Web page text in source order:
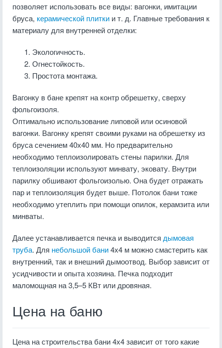
позволяет использовать все виды: вагонки, имитации
бруса, керамической плитки и т. д. Главные требования к
материалу для внутренней отделки:
Экологичность.
Огнестойкость.
Простота монтажа.
Вагонку в бане крепят на контр обрешетку, сверху
фольгоизоля.
Оптимально использование липовой или осиновой
вагонки. Вагонку крепят своими руками на обрешетку из
бруса сечением 40х40 мм. Но предварительно
необходимо теплоизолировать стены парилки. Для
теплоизоляции используют минвату, эковату. Внутри
парилку обшивают фольгоизолью. Она будет отражать
пар и теплоизоляция будет выше. Потолок бани тоже
необходимо утеплить при помощи опилок, керамзита или
минваты.
Далее устанавливается печка и выводится дымовая
труба. Для небольшой бани4х4 м можно смастерить как
внутренний, так и внешний дымоотвод. Выбор зависит от
усидчивости и опыта хозяина. Печка подходит
маломощная на 3,5–5 КВт или дровяная.
Цена на баню
Цена на строительства бани 4х4 зависит от того какие